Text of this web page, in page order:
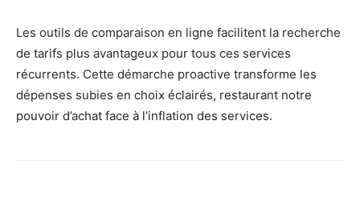
Les outils de comparaison en ligne facilitent la recherche
de tarifs plus avantageux pour tous ces services
récurrents. Cette démarche proactive transforme les
dépenses subies en choix éclairés, restaurant notre
pouvoir d’achat face à l’inflation des services.